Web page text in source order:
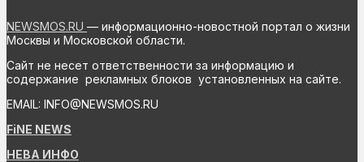
NEWSMOS.RU — информационно-новостной портал о жизни
Москвы и Московской области.
Сайт не несет ответственности за информацию и
содержание рекламных блоков установленных на сайте.
EMAIL: INFO@NEWSMOS.RU
FiNE NEWS
НЕВА ИНФО